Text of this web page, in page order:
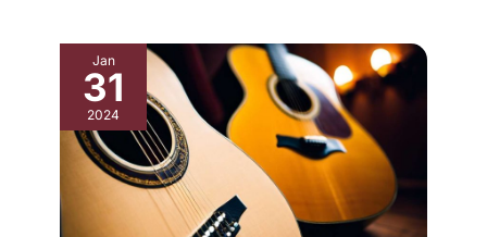
Jan
31
2024